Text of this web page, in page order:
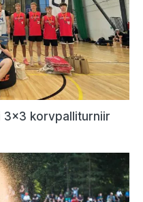
3×3 korvpalliturniir